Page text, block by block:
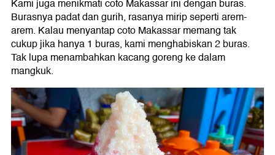
Kami juga menikmati coto Makassar ini dengan buras.
Burasnya padat dan gurih, rasanya mirip seperti arem-
arem. Kalau menyantap coto Makassar memang tak
cukup jika hanya 1 buras, kami menghabiskan 2 buras.
Tak lupa menambahkan kacang goreng ke dalam
mangkuk.